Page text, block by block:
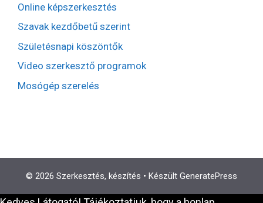
Online képszerkesztés
Szavak kezdőbetű szerint
Születésnapi köszöntők
Video szerkesztő programok
Mosógép szerelés
© 2026 Szerkesztés, készítés • Készült GeneratePress